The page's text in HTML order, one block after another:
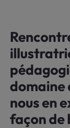
domaine
nous en
façon de